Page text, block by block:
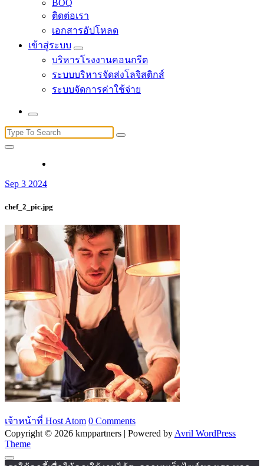
BOQ
ติดต่อเรา
เอกสารอัปโหลด
เข้าสู่ระบบ
บริหารโรงงานคอนกรีต
ระบบบริหารจัดส่งโลจิสติกส์
ระบบจัดการค่าใช้จ่าย
Search
for:
Sep 3 2024
chef_2_pic.jpg
เจ้าหน้าที่ Host Atom 0 Comments
Copyright © 2026 kmppartners | Powered by Avril WordPress
Theme